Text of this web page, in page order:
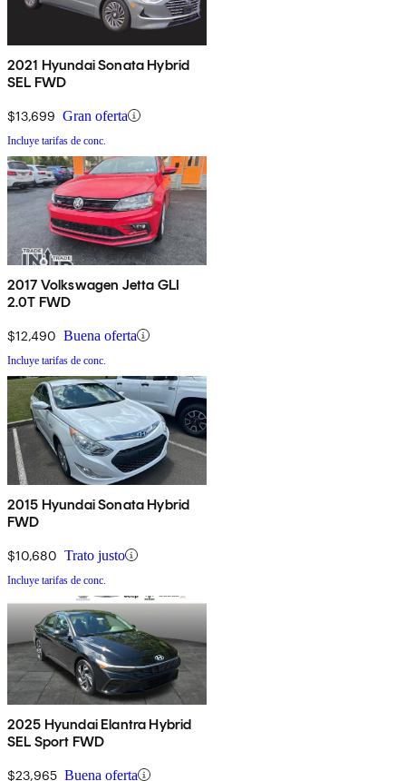
2021 Hyundai Sonata Hybrid
SEL FWD
$13,699 Gran oferta
Incluye tarifas de conc.
2017 Volkswagen Jetta GLI
2.0T FWD
$12,490 Buena oferta
Incluye tarifas de conc.
2015 Hyundai Sonata Hybrid
FWD
$10,680 Trato justo
Incluye tarifas de conc.
2025 Hyundai Elantra Hybrid
SEL Sport FWD
$23,965 Buena oferta